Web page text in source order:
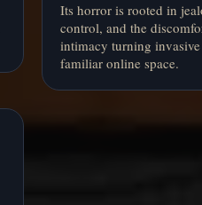
Its horror is rooted in
control, and the
intimacy turning
familiar online space.